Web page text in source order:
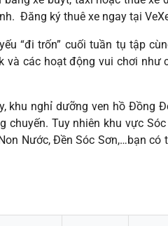
Đăng ký thuê xe ngay tại
“đi trốn” cuối tuần tụ tập
và các hoạt động vui chơi như
khu nghỉ dưỡng ven hồ Đồng
Tuy nhiên khu vực Sóc
Nước, Đền Sóc Sơn,…bạn có